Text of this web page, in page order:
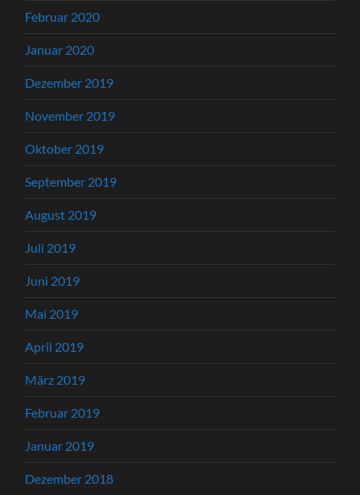
Februar 2020
Januar 2020
Dezember 2019
November 2019
Oktober 2019
September 2019
August 2019
Juli 2019
Juni 2019
Mai 2019
April 2019
März 2019
Februar 2019
Januar 2019
Dezember 2018